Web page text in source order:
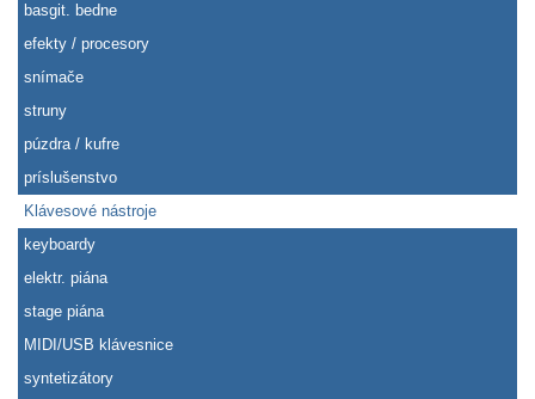
basgit. bedne
efekty / procesory
snímače
struny
púzdra / kufre
príslušenstvo
Klávesové nástroje
keyboardy
elektr. piána
stage piána
MIDI/USB klávesnice
syntetizátory